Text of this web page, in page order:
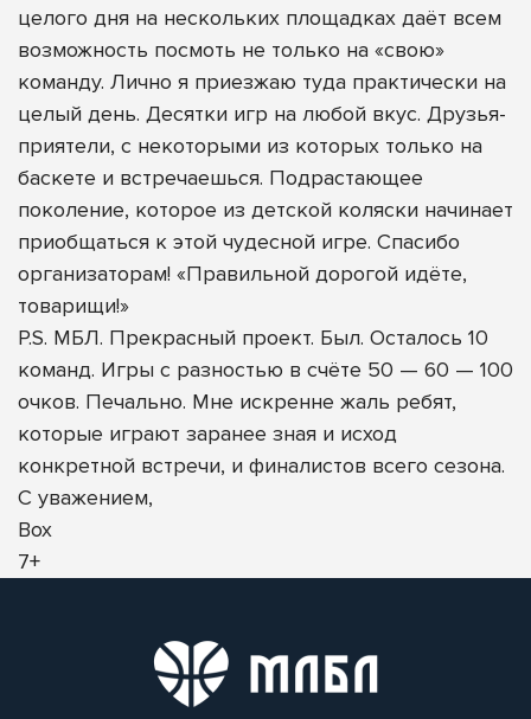
целого дня на нескольких площадках даёт всем
возможность посмоть не только на «свою»
команду. Лично я приезжаю туда практически на
целый день. Десятки игр на любой вкус. Друзья-
приятели, с некоторыми из которых только на
баскете и встречаешься. Подрастающее
поколение, которое из детской коляски начинает
приобщаться к этой чудесной игре. Спасибо
организаторам! «Правильной дорогой идёте,
товарищи!»
P.S. МБЛ. Прекрасный проект. Был. Осталось 10
команд. Игры с разностью в счёте 50 — 60 — 100
очков. Печально. Мне искренне жаль ребят,
которые играют заранее зная и исход
конкретной встречи, и финалистов всего сезона.
С уважением,
Вох
7+